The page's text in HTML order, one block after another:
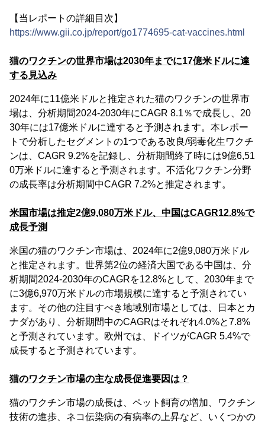
【当レポートの詳細目次】
https://www.gii.co.jp/report/go1774695-cat-vaccines.html
猫のワクチンの世界市場は2030年までに17億米ドルに達
する見込み
2024年に11億米ドルと推定された猫のワクチンの世界市
場は、分析期間2024-2030年にCAGR 8.1％で成長し、20
30年には17億米ドルに達すると予測されます。本レポー
トで分析したセグメントの1つである改良/弱毒化生ワクチ
ンは、CAGR 9.2%を記録し、分析期間終了時には9億6,51
0万米ドルに達すると予測されます。不活化ワクチン分野
の成長率は分析期間中CAGR 7.2%と推定されます。
米国市場は推定2億9,080万米ドル、中国はCAGR12.8%で
成長予測
米国の猫のワクチン市場は、2024年に2億9,080万米ドル
と推定されます。世界第2位の経済大国である中国は、分
析期間2024-2030年のCAGRを12.8%として、2030年まで
に3億6,970万米ドルの市場規模に達すると予測されてい
ます。その他の注目すべき地域別市場としては、日本とカ
ナダがあり、分析期間中のCAGRはそれぞれ4.0%と7.8%
と予測されています。欧州では、ドイツがCAGR 5.4%で
成長すると予測されています。
猫のワクチン市場の主な成長促進要因は？
猫のワクチン市場の成長は、ペット飼育の増加、ワクチン
技術の進歩、ネコ伝染病の有病率の上昇など、いくつかの